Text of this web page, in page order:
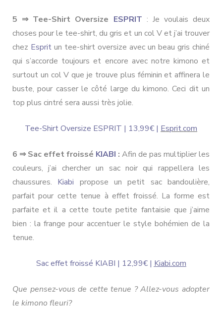
5 ⇒ Tee-Shirt Oversize ESPRIT : Je voulais deux
choses pour le tee-shirt, du gris et un col V et j’ai trouver
chez Esprit un tee-shirt oversize avec un beau gris chiné
qui s’accorde toujours et encore avec notre kimono et
surtout un col V que je trouve plus féminin et affinera le
buste, pour casser le côté large du kimono. Ceci dit un
top plus cintré sera aussi très jolie.
Tee-Shirt Oversize ESPRIT | 13,99€ | Esprit.com
6 ⇒ Sac effet froissé KIABI : Afin de pas multiplier les
couleurs, j’ai chercher un sac noir qui rappellera les
chaussures. Kiabi propose un petit sac bandoulière,
parfait pour cette tenue à effet froissé. La forme est
parfaite et il a cette toute petite fantaisie que j’aime
bien : la frange pour accentuer le style bohémien de la
tenue.
Sac effet froissé KIABI | 12,99€ | Kiabi.com
Que pensez-vous de cette tenue ? Allez-vous adopter
le kimono fleuri?